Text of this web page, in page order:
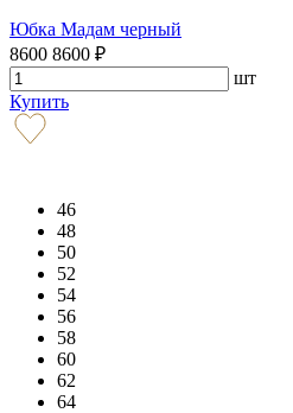
Юбка Мадам черный
8600 8600 ₽
шт
Купить
46
48
50
52
54
56
58
60
62
64